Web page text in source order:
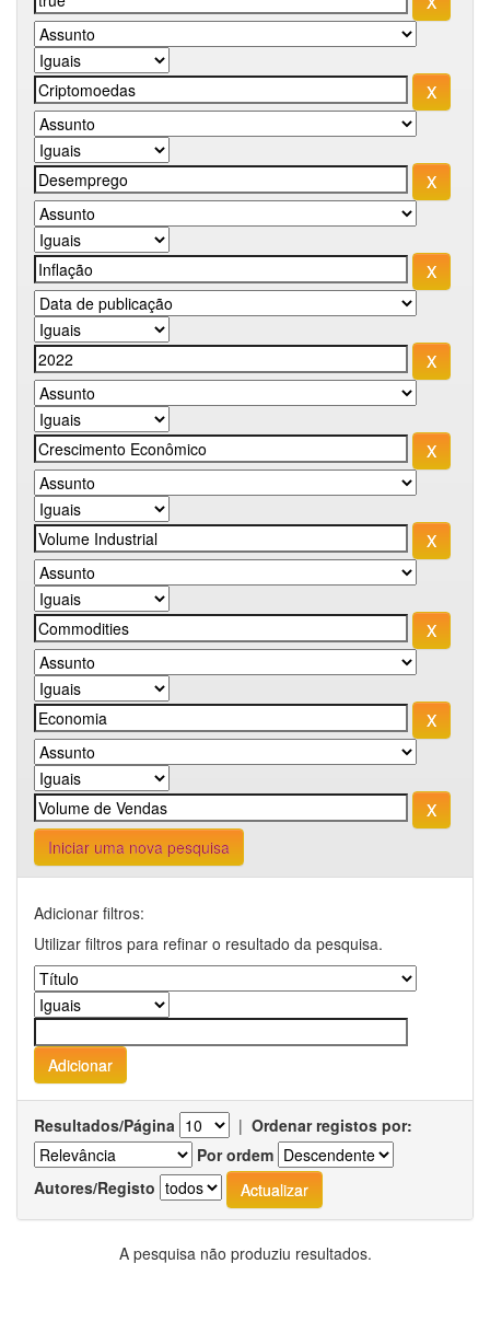
Iniciar uma nova pesquisa
Adicionar filtros:
Utilizar filtros para refinar o resultado da pesquisa.
Resultados/Página | Ordenar registos por:
Por ordem
Autores/Registo
A pesquisa não produziu resultados.